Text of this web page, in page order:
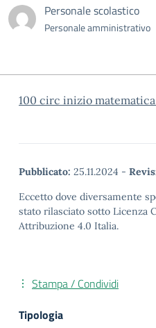
Personale scolastico
Personale amministrativo
100 circ inizio
Pubblicato: 25.11.2024 -
Eccetto dove diversamente
stato rilasciato sotto Licenza
Attribuzione 4.0 Italia.
Stampa / Condividi
Tipologia